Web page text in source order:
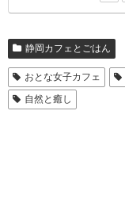
静岡カフェとごはん
おとな女子カフェ
自然と癒し